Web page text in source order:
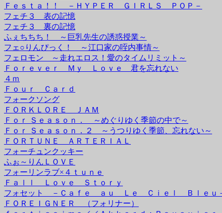
Ｆｅｓｔａ！！ －ＨＹＰＥＲ ＧＩＲＬＳ ＰＯＰ－
フェチ３ 表の記憶
フェチ３ 裏の記憶
ふぇちちち！ ～巨乳先生の誘惑授業～
フェ○りんぴっく！ ～江口家の咥内事情～
フェロモン ～走れエロス！愛のタイムリミット～
Ｆｏｒｅｖｅｒ Ｍｙ Ｌｏｖｅ 君を忘れない
４ｍ
Ｆｏｕｒ Ｃａｒｄ
フォークソング
ＦＯＲＫＬＯＲＥ ＪＡＭ
Ｆｏｒ Ｓｅａｓｏｎ． ～めぐりゆく季節の中で～
Ｆｏｒ Ｓｅａｓｏｎ．２ ～うつりゆく季節、忘れない～
ＦＯＲＴＵＮＥ ＡＲＴＥＲＩＡＬ
フォーチュンクッキー
ふぉ～りんＬＯＶＥ
フォーリンラブ×４ｔｕｎｅ
Ｆａｌｌ Ｌｏｖｅ Ｓｔｏｒｙ
フォセット －Ｃａｆｅ ａｕ Ｌｅ Ｃｉｅｌ Ｂｌｅｕ
ＦＯＲＥＩＧＮＥＲ （フォリナー）